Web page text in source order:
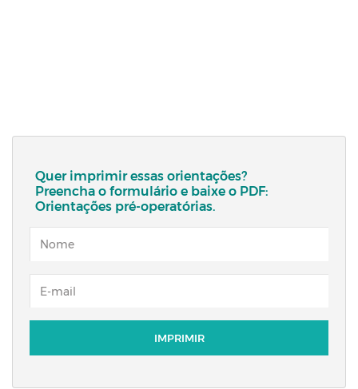
Quer imprimir essas orientações?
Preencha o formulário e baixe o PDF:
Orientações pré-operatórias.